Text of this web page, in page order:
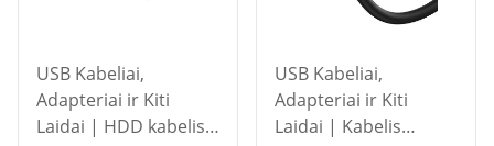
USB Kabeliai,
Adapteriai ir Kiti
Laidai | HDD kabelis
USB Kabeliai,
Adapteriai ir Kiti
Laidai | Kabelis